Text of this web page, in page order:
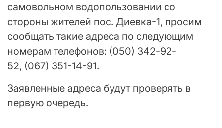
самовольном водопользовании со
стороны жителей пос. Диевка-1, просим
сообщать такие адреса по следующим
номерам телефонов: (050) 342-92-
52, (067) 351-14-91.
Заявленные адреса будут проверять в
первую очередь.